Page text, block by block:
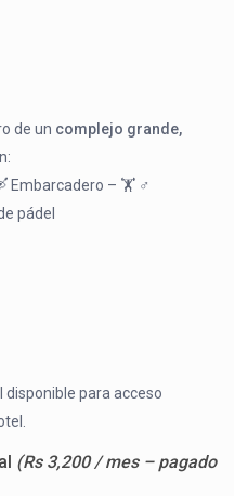
de un complejo grande,
Embarcadero – 🏋️ ♂️
pádel
disponible para acceso
(Rs 3,200 / mes – pagado